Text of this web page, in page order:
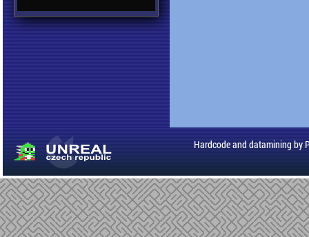
Hardcode and datamining by